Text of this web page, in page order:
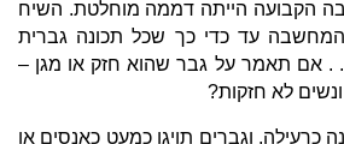
הקבועה הייתה דממה מוחלטת. השיח
עד כדי כך שכל תכונה גברית
. אם תאמר על גבר שהוא חזק או מגן –
לא חזקות?
כרעילה, וגברים תויגו כמעט כאנסים או